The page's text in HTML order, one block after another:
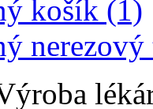
košík (1)
nerezový